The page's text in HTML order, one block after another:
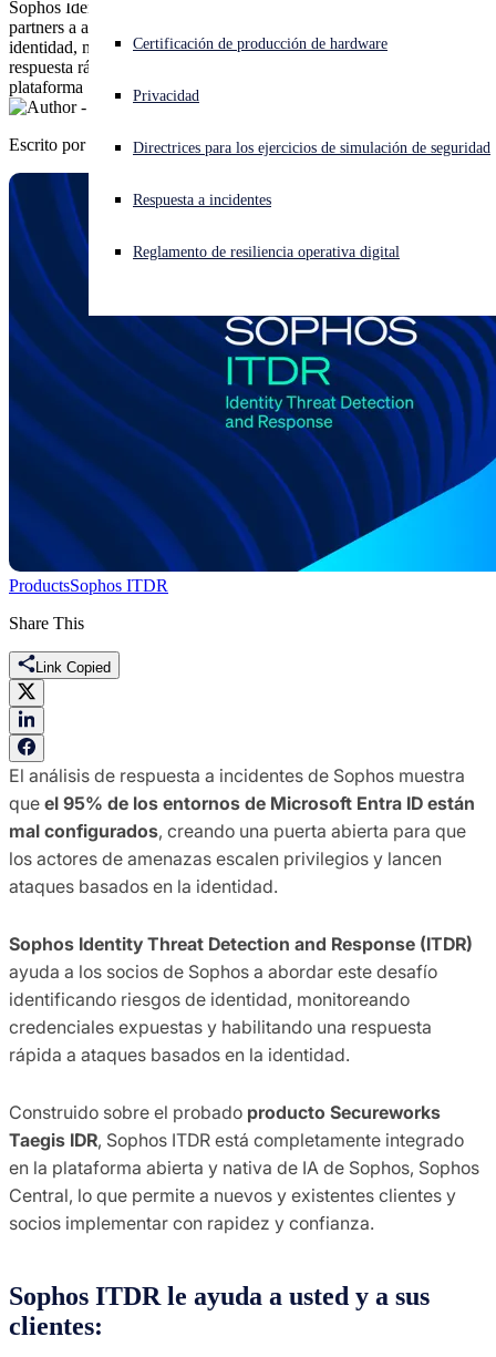
¿Está sufriendo un ciberataque? Obtenga ayuda ahora mismo
Iniciar sesión
Español Open language switcher
Certificación de producción de hardware
Privacidad
Directrices para los ejercicios de simulación de seguridad
Respuesta a incidentes
Reglamento de resiliencia operativa digital
Sophos Identity Threat Detection and Response (ITDR) ayuda a los
partners a abordar desafíos comunes al identificar riesgos de
identidad, monitorear credenciales expuestas y habilitar una
respuesta rápida a ataques basados en identidad, todo dentro de la
plataforma Sophos Central.
Escrito por Sophos
ProductsSophos ITDR
Share This
Link Copied
El análisis de respuesta a incidentes de Sophos muestra
que el 95% de los entornos de Microsoft Entra ID están
mal configurados, creando una puerta abierta para que
los actores de amenazas escalen privilegios y lancen
ataques basados en la identidad.
Sophos Identity Threat Detection and Response (ITDR)
ayuda a los socios de Sophos a abordar este desafío
identificando riesgos de identidad, monitoreando
credenciales expuestas y habilitando una respuesta
rápida a ataques basados en la identidad.
Construido sobre el probado producto Secureworks
Taegis IDR, Sophos ITDR está completamente integrado
en la plataforma abierta y nativa de IA de Sophos, Sophos
Central, lo que permite a nuevos y existentes clientes y
socios implementar con rapidez y confianza.
Sophos ITDR le ayuda a usted y a sus
clientes: